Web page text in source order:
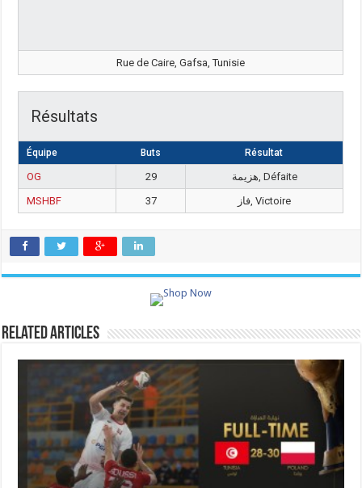
Rue de Caire, Gafsa, Tunisie
Résultats
Équipe Buts Résultat
OG 29
هزيمة, Défaite
MSHBF
37 فاز, Victoire
Related Articles